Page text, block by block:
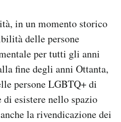
in un momento storico
delle persone
per tutti gli anni
fine degli anni Ottanta,
persone LGBTQ+ di
esistere nello spazio
la rivendicazione dei